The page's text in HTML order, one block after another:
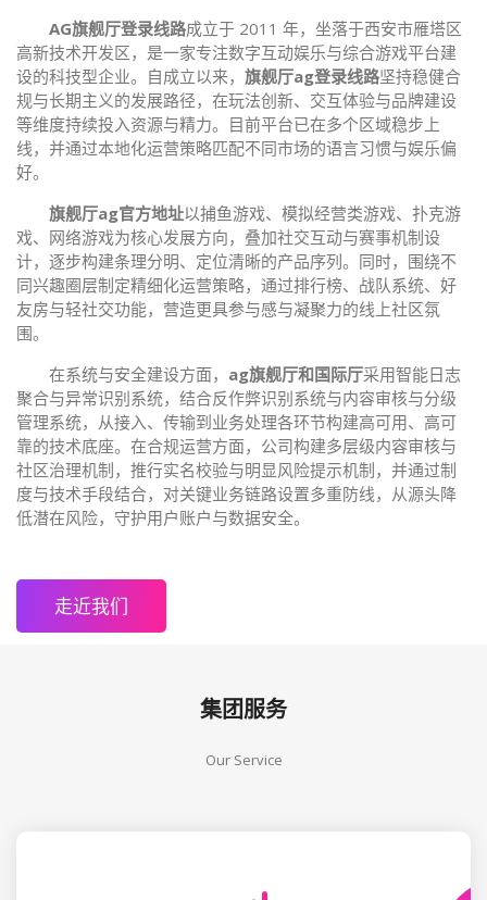
AG旗舰厅登录线路成立于 2011 年，坐落于西安市雁塔区
高新技术开发区，是一家专注数字互动娱乐与综合游戏平台建
设的科技型企业。自成立以来， 旗舰厅ag登录线路坚持稳健合
规与长期主义的发展路径，在玩法创新、交互体验与品牌建设
等维度持续投入资源与精力。目前平台已在多个区域稳步上
线，并通过本地化运营策略匹配不同市场的语言习惯与娱乐偏
好。
旗舰厅ag官方地址以捕鱼游戏、模拟经营类游戏、扑克游
戏、网络游戏为核心发展方向，叠加社交互动与赛事机制设
计，逐步构建条理分明、定位清晰的产品序列。同时，围绕不
同兴趣圈层制定精细化运营策略，通过排行榜、战队系统、好
友房与轻社交功能，营造更具参与感与凝聚力的线上社区氛
围。
在系统与安全建设方面， ag旗舰厅和国际厅采用智能日志
聚合与异常识别系统，结合反作弊识别系统与内容审核与分级
管理系统，从接入、传输到业务处理各环节构建高可用、高可
靠的技术底座。在合规运营方面，公司构建多层级内容审核与
社区治理机制，推行实名校验与明显风险提示机制，并通过制
度与技术手段结合，对关键业务链路设置多重防线，从源头降
低潜在风险，守护用户账户与数据安全。
走近我们
集团服务
Our Service